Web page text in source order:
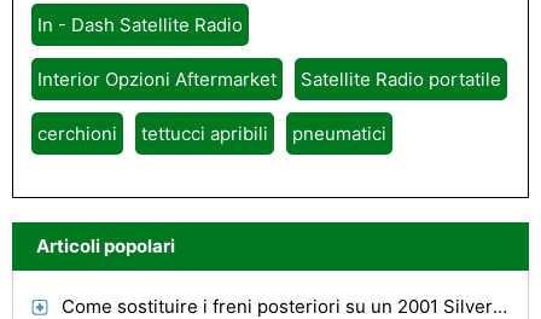
In - Dash Satellite Radio
Interior Opzioni Aftermarket Satellite Radio portatile
cerchioni tettucci apribili pneumatici
Articoli popolari
Come sostituire i freni posteriori su un 2001 Silverado